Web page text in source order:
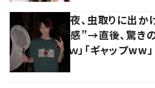
夜、虫取りに出
感”→直後、驚き
ｗ」「ギャップww」